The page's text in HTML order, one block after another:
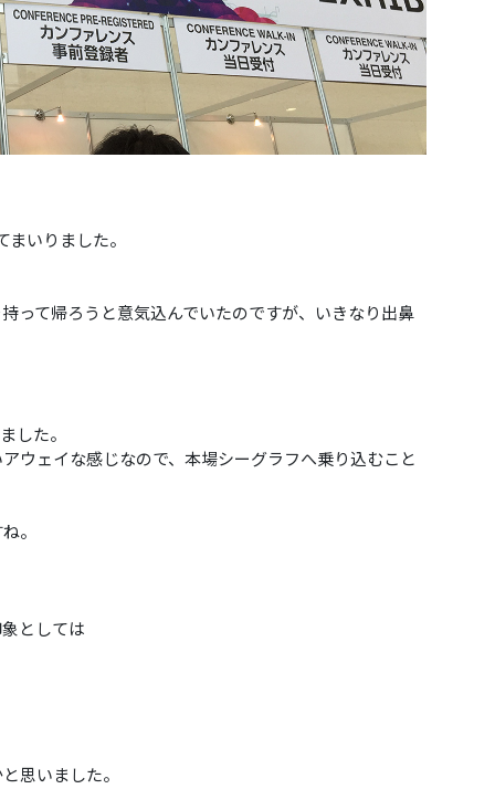
いりました。
って帰ろうと意気込んでいたのですが、いきなり出鼻
した。
ウェイな感じなので、本場シーグラフへ乗り込むこと
。
としては
思いました。